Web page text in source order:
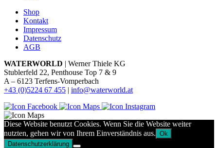
Shop
Kontakt
Impressum
Datenschutz
AGB
WATERWORLD | Werner Thiele KG
Stublerfeld 22, Penthouse Top 7 & 9
A – 6123 Terfens-Vomperbach
+43 (0)5224 67 455 | info@waterworld.at
Diese Website benutzt Cookies. Wenn Sie die Website weiter
nutzten, gehen wir von Ihrem Einverständnis aus. Ok
Datenschutzerklärung